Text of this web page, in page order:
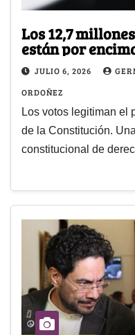
Los 12,7
están por
JULIO 6, 2026
ORDOÑEZ
Los votos legitiman el
de la Constitución.
constitucional de